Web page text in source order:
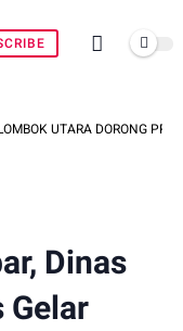
WASTRA LOKAL
Dinas
Gelar